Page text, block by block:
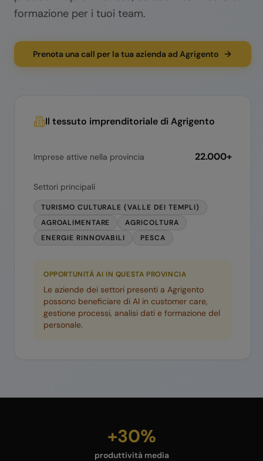
formazione per i tuoi team.
Prenota una call per la tua azienda ad Agrigento
Il tessuto imprenditoriale diAgrigento
Imprese attive nella provincia 22.000+
Settori principali
TURISMO CULTURALE (VALLE DEI TEMPLI)
AGROALIMENTARE
AGRICOLTURA
ENERGIE RINNOVABILI
PESCA
OPPORTUNITÀ AI IN QUESTA PROVINCIA
Le aziende dei settori presenti a Agrigento
possono beneficiare di AI in customer care,
gestione processi, analisi dati e formazione del
personale.
+30%
produttività media